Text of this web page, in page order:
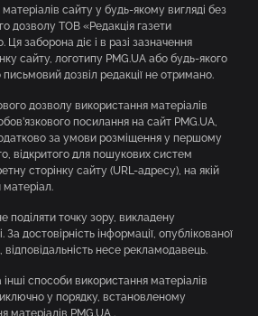
сайту у будь-якому вигляді без
дозволу ТОВ «Редакція газети
заборона діє і в разі зазначення
сайту, логотипу PMG.UA або будь-якого
дозвіл редакції не отримано.
дозволу використання матеріалів
посилання на сайт PMG.UA,
за умови розміщення у першому
відкритого для пошукових систем
сторінку сайту (URL-адресу), на якій
матеріал.
поділяти точку зору, викладену
достовірність інформації, опублікованої
несе рекламодавець.
способи використання матеріалів
у порядку, встановленому
матеріалів PMG.UA .